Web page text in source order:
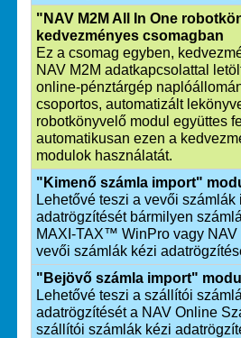
"NAV M2M All In One
kedvezményes csomagban
Ez a csomag egyben,
NAV M2M adatkapcsolattal
online-pénztárgép
csoportos, automatizált
robotkönyvelő modul együttes
automatikusan ezen a
modulok használatát.
"Kimenő számla import"
Lehetővé teszi a vevői
adatrögzítését bármilyen
MAXI‑TAX™ WinPro vagy
vevői számlák kézi
"Bejövő számla import"
Lehetővé teszi a szállítói
adatrögzítését a NAV Online
szállítói számlák kézi